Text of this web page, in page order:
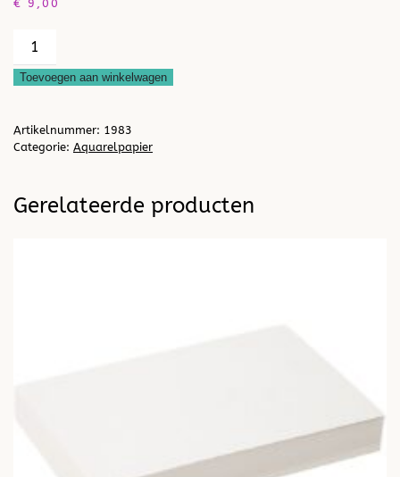
€ 9,00
Aquarel
papier300grs
A5,
vel
(100vel
20,-)
Toevoegen aan winkelwagen
Artikelnummer: 1983
Categorie: Aquarelpapier
Gerelateerde producten